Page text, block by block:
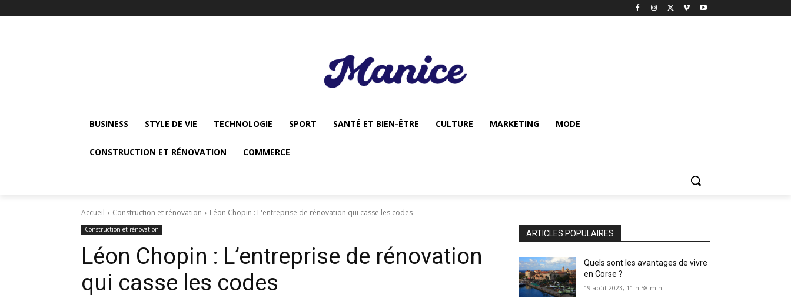
BUSINESS STYLE DE VIE TECHNOLOGIE SPORT SANTÉ ET BIEN-ÊTRE CULTURE MARKETING MODE
CONSTRUCTION ET RÉNOVATION COMMERCE
Accueil Construction et rénovation Léon Chopin : L'entreprise de rénovation qui casse les codes
Construction et rénovation
Léon Chopin : L’entreprise de rénovation
qui casse les codes
ARTICLES POPULAIRES
Quels sont les avantages de vivre
en Corse ?
19 août 2023, 11 h 58 min